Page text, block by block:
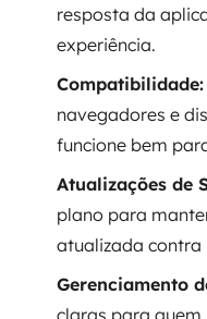
resposta da
experiência.
Compatibilidade:
navegadores e
funcione bem
Atualizações de
plano para
atualizada contra
Gerenciamento
claras para quem